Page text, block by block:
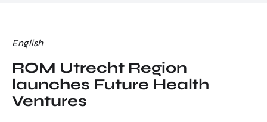
English
ROM Utrecht Region
launches Future Health
Ventures